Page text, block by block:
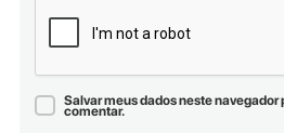
Salvar meus dados neste navegador
comentar.